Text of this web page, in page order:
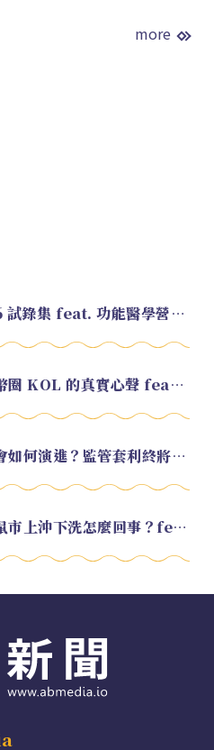
more
EP.220 好久不見！2026 試錄集 feat. 功能醫學營養師 美寶
EP.219 從銀行高管轉職幣圈 KOL 的真實心聲 feat.龜大
EP.217 美元穩定幣未來會如何演進？監管套利終將收斂？feat. 研究員 余哲安
EP.213 川普大攪局：袋鼠市上沖下洗怎麼回事？feat. Alvin